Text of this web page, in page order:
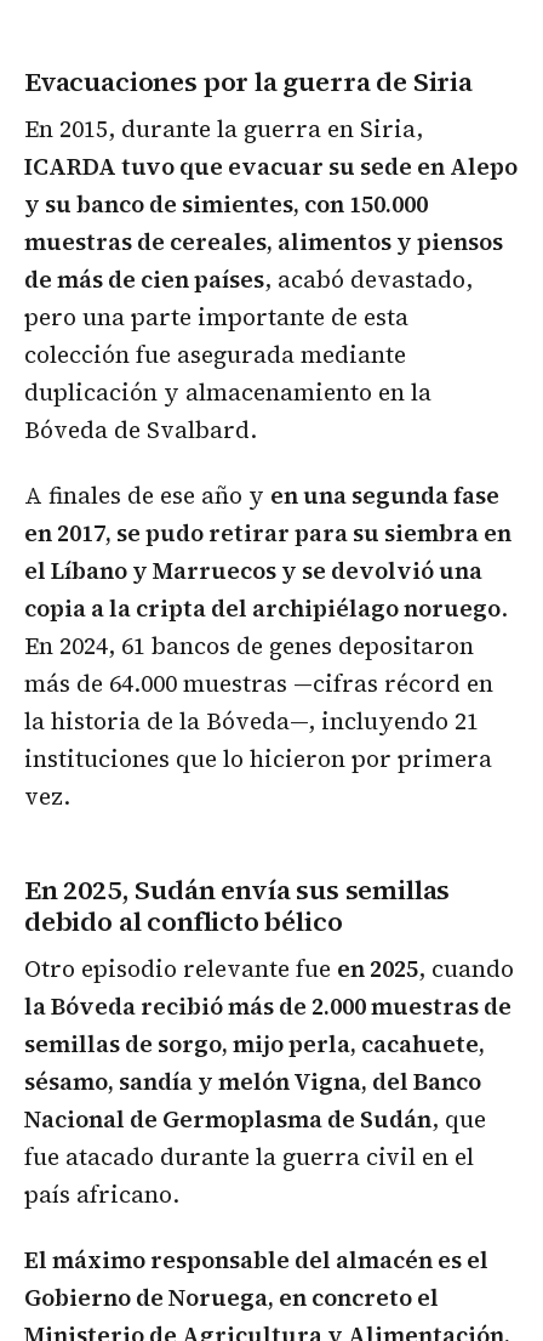
Evacuaciones por la guerra de Siria
En 2015, durante la guerra en Siria,
ICARDA tuvo que evacuar su sede en Alepo
y su banco de simientes, con 150.000
muestras de cereales, alimentos y piensos
de más de cien países, acabó devastado,
pero una parte importante de esta
colección fue asegurada mediante
duplicación y almacenamiento en la
Bóveda de Svalbard.
A finales de ese año y en una segunda fase
en 2017, se pudo retirar para su siembra en
el Líbano y Marruecos y se devolvió una
copia a la cripta del archipiélago noruego.
En 2024, 61 bancos de genes depositaron
más de 64.000 muestras —cifras récord en
la historia de la Bóveda—, incluyendo 21
instituciones que lo hicieron por primera
vez.
En 2025, Sudán envía sus semillas
debido al conflicto bélico
Otro episodio relevante fue en 2025, cuando
la Bóveda recibió más de 2.000 muestras de
semillas de sorgo, mijo perla, cacahuete,
sésamo, sandía y melón Vigna, del Banco
Nacional de Germoplasma de Sudán, que
fue atacado durante la guerra civil en el
país africano.
El máximo responsable del almacén es el
Gobierno de Noruega, en concreto el